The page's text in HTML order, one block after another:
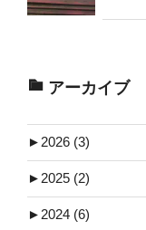
アーカイブ
► 2026 (3)
► 2025 (2)
► 2024 (6)